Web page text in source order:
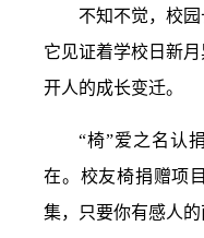
不知不觉，校园
它见证着学校日新
开人的成长变迁。
“椅”爱之名认
在。 校友椅捐赠项
集，只要你有感人